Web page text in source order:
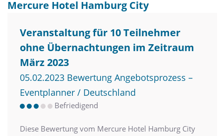
Mercure Hotel Hamburg City
Veranstaltung für 10 Teilnehmer
ohne Übernachtungen im Zeitraum
März 2023
05.02.2023 Bewertung Angebotsprozess –
Eventplanner / Deutschland
Befriedigend
Diese Bewertung vom Mercure Hotel Hamburg City